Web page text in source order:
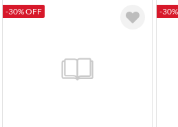
-30% OFF -